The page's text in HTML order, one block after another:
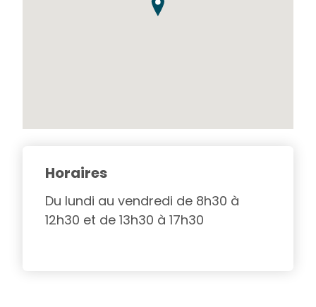
Horaires
Du lundi au vendredi de 8h30 à
12h30 et de 13h30 à 17h30